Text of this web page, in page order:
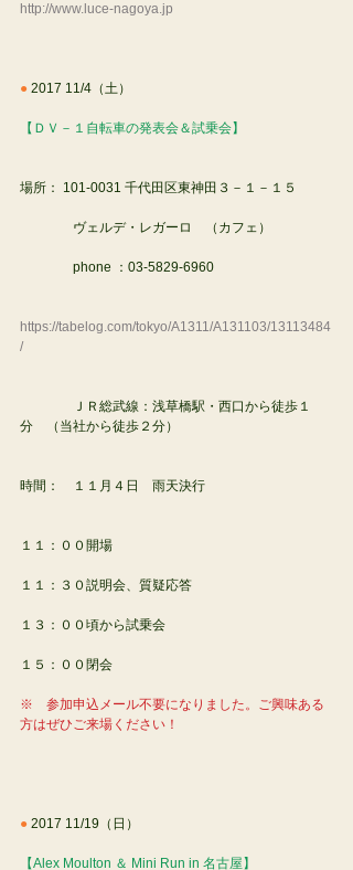
http://www.luce-nagoya.jp
● 2017 11/4（土）
【ＤＶ－１自転車の発表会＆試乗会】
場所： 101-0031 千代田区東神田３－１－１５
ヴェルデ・レガーロ　（カフェ）
phone ：03-5829-6960
https://tabelog.com/tokyo/A1311/A131103/13113484
/
ＪＲ総武線：浅草橋駅・西口から徒歩１
分　（当社から徒歩２分）
時間：　１１月４日　雨天決行
１１：００開場
１１：３０説明会、質疑応答
１３：００頃から試乗会
１５：００閉会
※　参加申込メール不要になりました。ご興味ある
方はぜひご来場ください！
● 2017 11/19（日）
【Alex Moulton ＆ Mini Run in 名古屋】